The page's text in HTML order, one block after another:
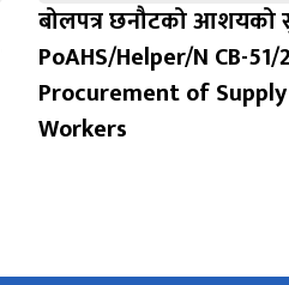
बोलपत्र छनौटको आशयको
PoAHS/Helper/N CB-
Procurement of
Workers